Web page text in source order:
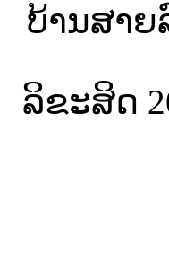
ບ້ານສາຍ
ລິຂະສິດ